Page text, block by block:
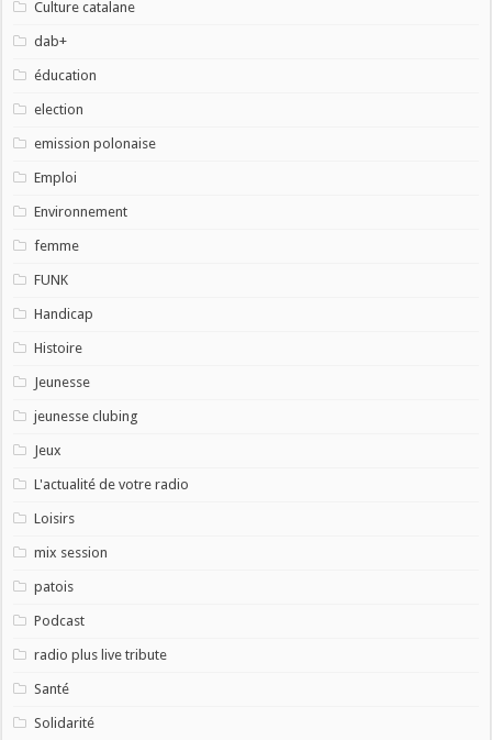
Culture catalane
dab+
éducation
election
emission polonaise
Emploi
Environnement
femme
FUNK
Handicap
Histoire
Jeunesse
jeunesse clubing
Jeux
L'actualité de votre radio
Loisirs
mix session
patois
Podcast
radio plus live tribute
Santé
Solidarité